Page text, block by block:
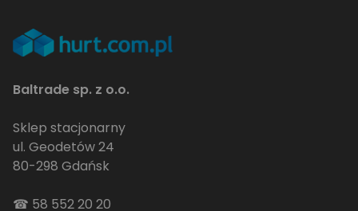
Baltrade sp. z o.o.
Sklep stacjonarny
ul. Geodetów 24
80-298 Gdańsk
☎ 58 552 20 20